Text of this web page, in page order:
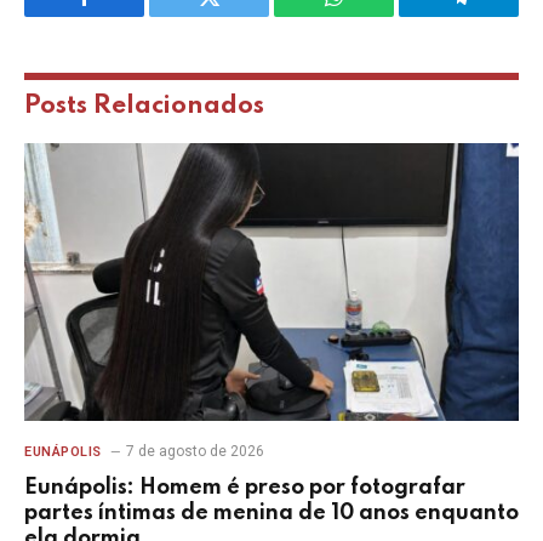
Facebook Twitter WhatsApp Telegram
Posts Relacionados
EUNÁPOLIS 7 de agosto de 2026
Eunápolis: Homem é preso por fotografar
partes íntimas de menina de 10 anos enquanto